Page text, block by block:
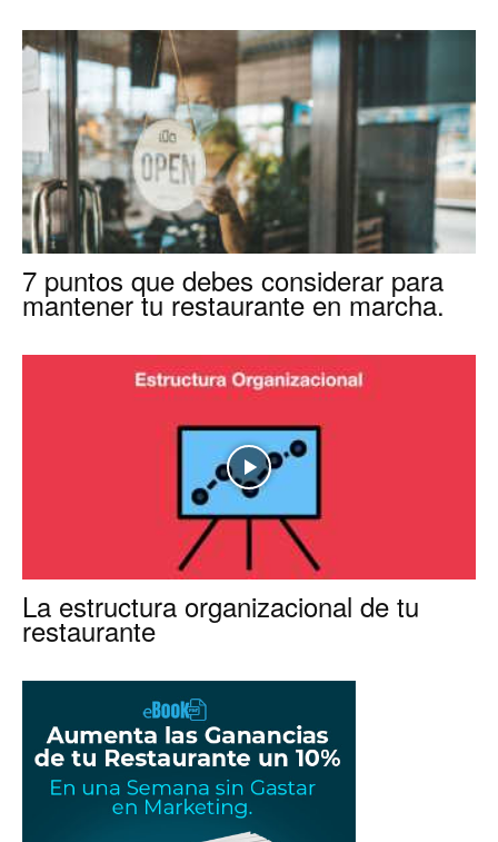
de
Restaurantes
|
para
Restaurantes
7 puntos que debes considerar para
mantener tu restaurante en marcha.
La estructura organizacional de tu
restaurante